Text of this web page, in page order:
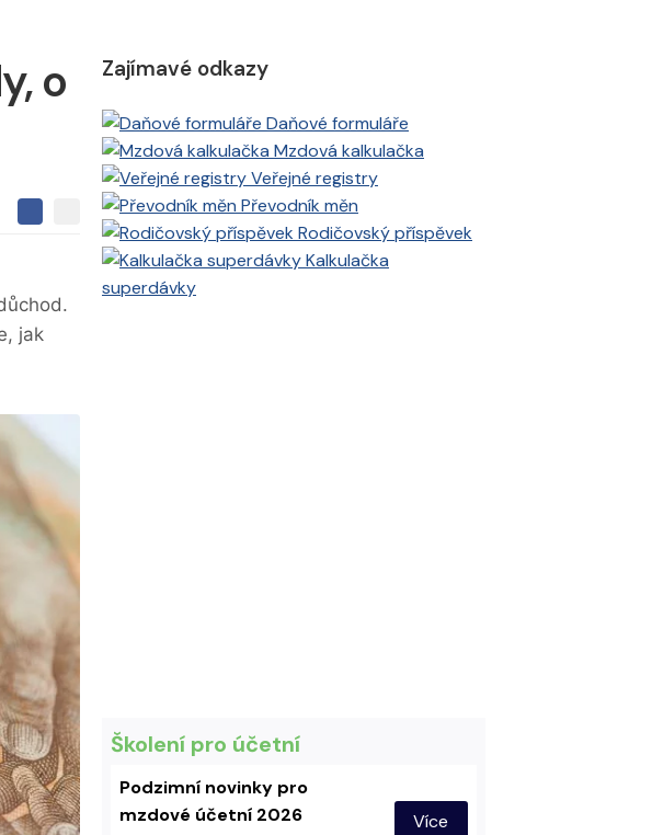
o
S
l
e
S
j
e
e
o
j
í
X
jak
Zajímavé odkazy
Daňové formuláře
Mzdová kalkulačka
Veřejné registry
Převodník měn
Rodičovský příspěvek
Kalkulačka
superdávky
Školení pro účetní
Podzimní novinky pro
mzdové účetní 2026
Více